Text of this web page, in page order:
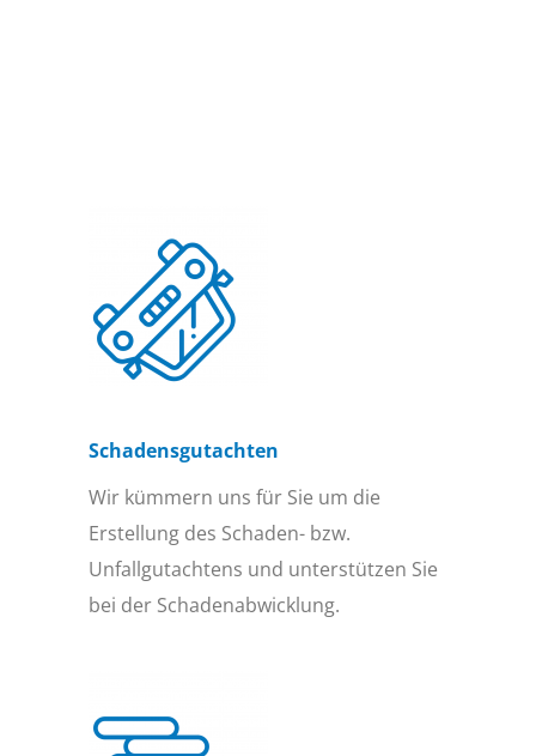
Schadensgutachten
Wir kümmern uns für Sie um die
Erstellung des Schaden- bzw.
Unfallgutachtens und unterstützen Sie
bei der Schadenabwicklung.